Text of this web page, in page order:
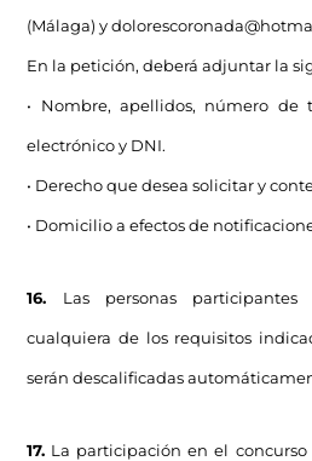
(Málaga) y
En la petición, deberá adjuntar la
• Nombre, apellidos, número de
electrónico y DNI.
• Derecho que desea solicitar y
• Domicilio a efectos de
16. Las personas
cualquiera de los requisitos
serán descalificadas
17. La participación en el